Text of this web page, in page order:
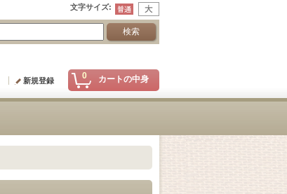
文字サイズ:
0 カートの中身
新規登録